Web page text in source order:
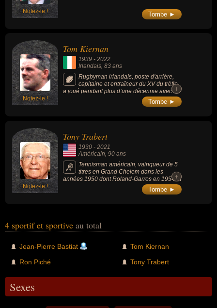
Notez-le ! Tombe ►
Notez-le !
Tom Kiernan
1939 - 2022
Irlandais, 83 ans
Rugbyman irlandais, poste d'arrière,
capitaine et entraîneur du XV du trèfle,
a joué pendant plus d’une décennie avec
l’Irlande, avant de remporter le Tournoi des 5
+
+
Tombe ►
Notez-le !
Tony Trabert
1930 - 2021
Américain , 90 ans
Tennisman américain, vainqueur de 5
titres en Grand Chelem dans les
années 1950 dont Roland-Garros en 1954 et
1955. Son record de 106 victoires et 18 titres
au cours de la saison 1955, dont 3 sur les 4
à avoir remporté 3 titres majeurs en une
seule saison.
+
+
Tombe ►
4 sportif et sportive au total
Jean-Pierre Bastiat
Ron Piché
Tom Kiernan
Tony Trabert
Sexes